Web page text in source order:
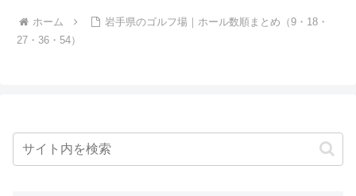
ホーム
岩手県のゴルフ場｜ホール数順まとめ（9・18・
27・36・54）